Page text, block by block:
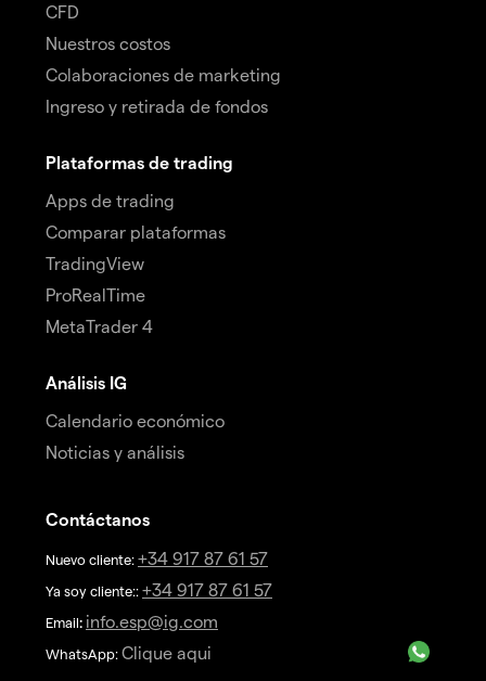
CFD
Nuestros costos
Colaboraciones de marketing
Ingreso y retirada de fondos
Plataformas de trading
Apps de trading
Comparar plataformas
TradingView
ProRealTime
MetaTrader 4
Análisis IG
Calendario económico
Noticias y análisis
Contáctanos
Nuevo cliente: +34 917 87 61 57
Ya soy cliente:: +34 917 87 61 57
Email: info.esp@ig.com
WhatsApp: Clique aqui